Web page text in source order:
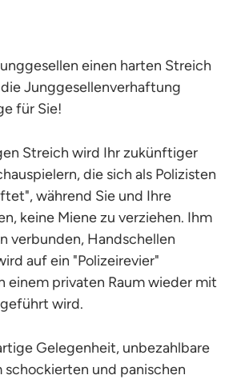
einen harten Streich
Junggesellenverhaftung
für Sie!
Streich wird Ihr zukünftiger
die sich als Polizisten
während Sie und Ihre
keine Miene zu verziehen. Ihm
verbunden, Handschellen
auf ein "Polizeirevier"
einem privaten Raum wieder mit
wird.
Gelegenheit, unbezahlbare
schockierten und panischen